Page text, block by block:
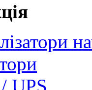
UPS